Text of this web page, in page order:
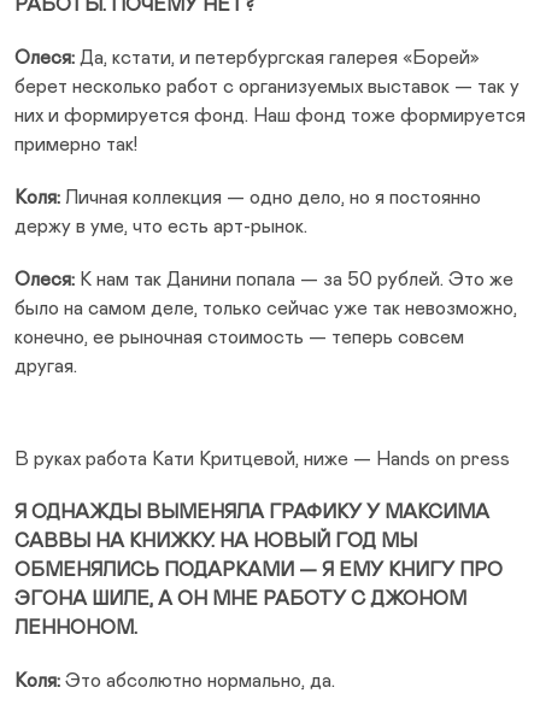
РАБОТЫ. ПОЧЕМУ НЕТ?
Олеся: Да, кстати, и петербургская галерея «Борей»
берет несколько работ с организуемых выставок — так у
них и формируется фонд. Наш фонд тоже формируется
примерно так!
Коля: Личная коллекция — одно дело, но я постоянно
держу в уме, что есть арт-рынок.
Олеся: К нам так Данини попала — за 50 рублей. Это же
было на самом деле, только сейчас уже так невозможно,
конечно, ее рыночная стоимость — теперь совсем
другая.
В руках работа Кати Критцевой, ниже — Hands on press
Я ОДНАЖДЫ ВЫМЕНЯЛА ГРАФИКУ У МАКСИМА
САВВЫ НА КНИЖКУ. НА НОВЫЙ ГОД МЫ
ОБМЕНЯЛИСЬ ПОДАРКАМИ — Я ЕМУ КНИГУ ПРО
ЭГОНА ШИЛЕ, А ОН МНЕ РАБОТУ С ДЖОНОМ
ЛЕННОНОМ.
Коля: Это абсолютно нормально, да.